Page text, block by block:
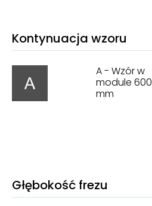
Kontynuacja wzoru
A - Wzór w
module 600
mm
Głębokość frezu